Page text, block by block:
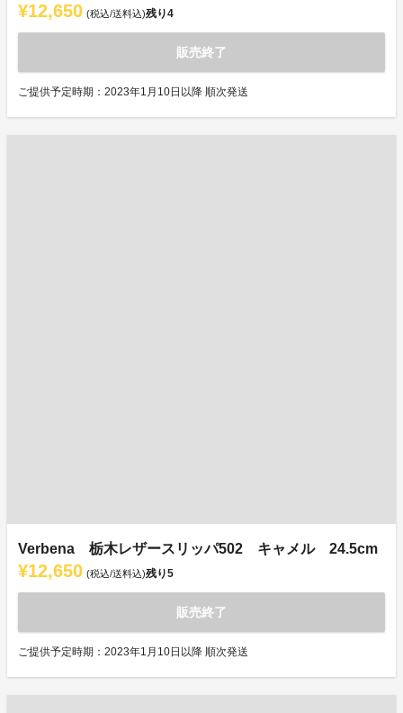
¥12,650 (税込/送料込)残り4
販売終了
ご提供予定時期：2023年1月10日以降 順次発送
Verbena 栃木レザースリッパ502 キャメル 24.5cm
¥12,650 (税込/送料込)残り5
販売終了
ご提供予定時期：2023年1月10日以降 順次発送